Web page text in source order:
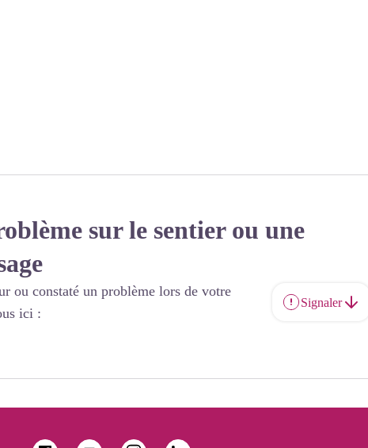
sur le sentier ou une
ou constaté un problème lors de votre
ici :
Signaler